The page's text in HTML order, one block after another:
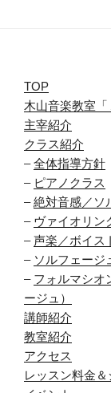
TOP
木山音楽教室「
主宰紹介
クラス紹介
–全体指導方針
– ピアノクラス
–絶対音感／ソ
– ヴァイオリン
–声楽／ボイス
– ソルフェージ
– フォルマシオ
ージュ）
講師紹介
教室紹介
アクセス
レッスン料金＆